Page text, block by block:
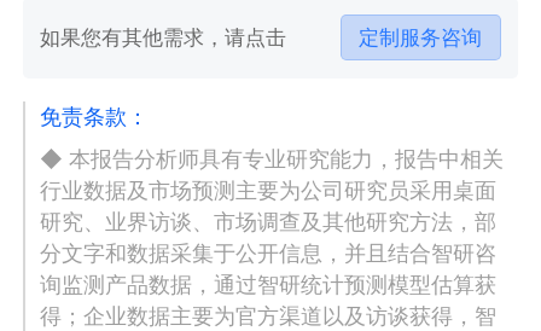
如果您有其他需求，请点击 定制服务咨询
免责条款：
◆ 本报告分析师具有专业研究能力，报告中相关
行业数据及市场预测主要为公司研究员采用桌面
研究、业界访谈、市场调查及其他研究方法，部
分文字和数据采集于公开信息，并且结合智研咨
询监测产品数据，通过智研统计预测模型估算获
得；企业数据主要为官方渠道以及访谈获得，智